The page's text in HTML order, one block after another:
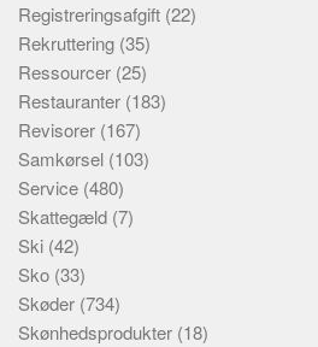
Registreringsafgift (22)
Rekruttering (35)
Ressourcer (25)
Restauranter (183)
Revisorer (167)
Samkørsel (103)
Service (480)
Skattegæld (7)
Ski (42)
Sko (33)
Skøder (734)
Skønhedsprodukter (18)